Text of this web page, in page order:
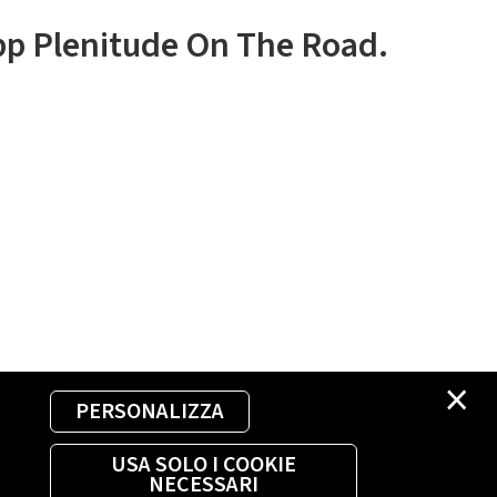
×
PERSONALIZZA
USA SOLO I COOKIE
NECESSARI
Plenitude On The Road.